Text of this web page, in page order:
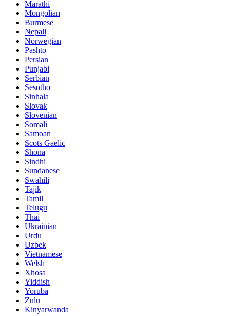
Marathi
Mongolian
Burmese
Nepali
Norwegian
Pashto
Persian
Punjabi
Serbian
Sesotho
Sinhala
Slovak
Slovenian
Somali
Samoan
Scots Gaelic
Shona
Sindhi
Sundanese
Swahili
Tajik
Tamil
Telugu
Thai
Ukrainian
Urdu
Uzbek
Vietnamese
Welsh
Xhosa
Yiddish
Yoruba
Zulu
Kinyarwanda